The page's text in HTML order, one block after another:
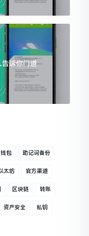
诉你门道
包 助记词备份
太坊 官方渠道
区块链 转账
资产安全 私钥